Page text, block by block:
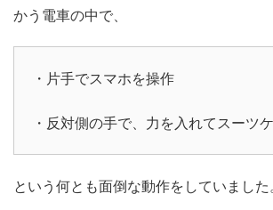
かう電車の中で、
・片手でスマホを操作
・反対側の手で、力を入れてスーツ
という何とも面倒な動作をしていました。